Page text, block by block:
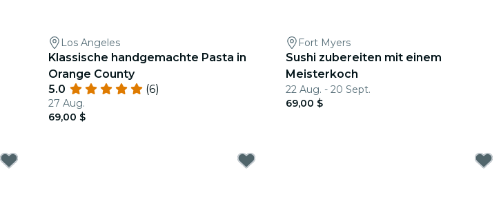
Los Angeles
Klassische handgemachte Pasta in
Orange County
5.0
(6)
27 Aug.
69,00 $
Fort Myers
Sushi zubereiten mit einem
Meisterkoch
22 Aug. - 20 Sept.
69,00 $